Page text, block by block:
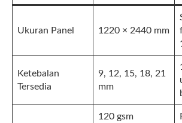
Ukuran Panel 1220 × 2440 mm
Ketebalan
Tersedia
9, 12, 15, 18, 21
mm
120 gsm